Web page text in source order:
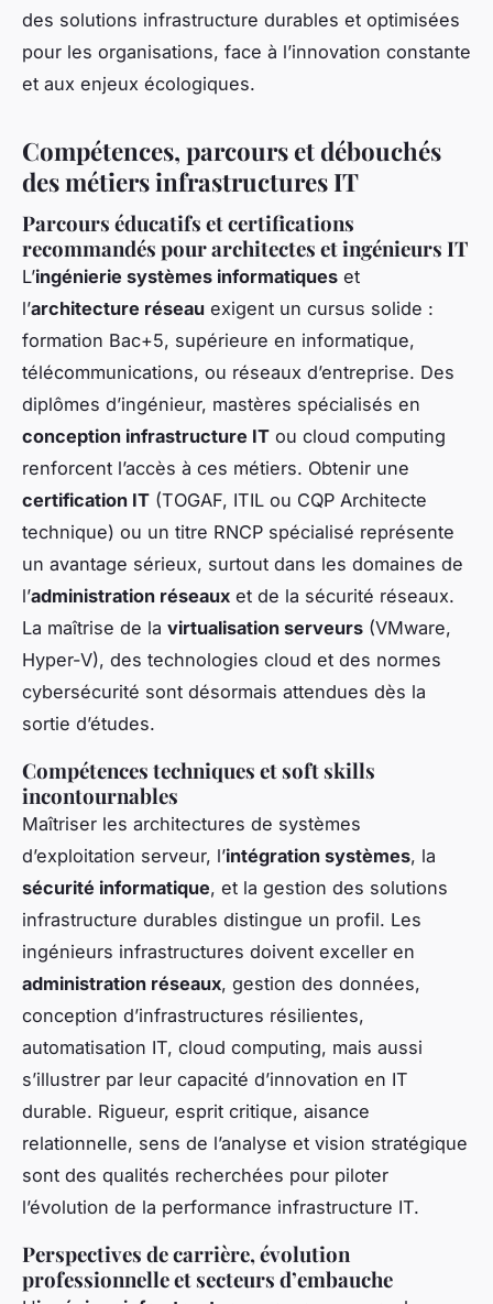
des solutions infrastructure durables et optimisées
pour les organisations, face à l’innovation constante
et aux enjeux écologiques.
Compétences, parcours et débouchés
des métiers infrastructures IT
Parcours éducatifs et certifications
recommandés pour architectes et ingénieurs IT
L’ingénierie systèmes informatiques et
l’architecture réseau exigent un cursus solide :
formation Bac+5, supérieure en informatique,
télécommunications, ou réseaux d’entreprise. Des
diplômes d’ingénieur, mastères spécialisés en
conception infrastructure IT ou cloud computing
renforcent l’accès à ces métiers. Obtenir une
certification IT (TOGAF, ITIL ou CQP Architecte
technique) ou un titre RNCP spécialisé représente
un avantage sérieux, surtout dans les domaines de
l’administration réseaux et de la sécurité réseaux.
La maîtrise de la virtualisation serveurs (VMware,
Hyper-V), des technologies cloud et des normes
cybersécurité sont désormais attendues dès la
sortie d’études.
Compétences techniques et soft skills
incontournables
Maîtriser les architectures de systèmes
d’exploitation serveur, l’intégration systèmes, la
sécurité informatique, et la gestion des solutions
infrastructure durables distingue un profil. Les
ingénieurs infrastructures doivent exceller en
administration réseaux, gestion des données,
conception d’infrastructures résilientes,
automatisation IT, cloud computing, mais aussi
s’illustrer par leur capacité d’innovation en IT
durable. Rigueur, esprit critique, aisance
relationnelle, sens de l’analyse et vision stratégique
sont des qualités recherchées pour piloter
l’évolution de la performance infrastructure IT.
Perspectives de carrière, évolution
professionnelle et secteurs d’embauche